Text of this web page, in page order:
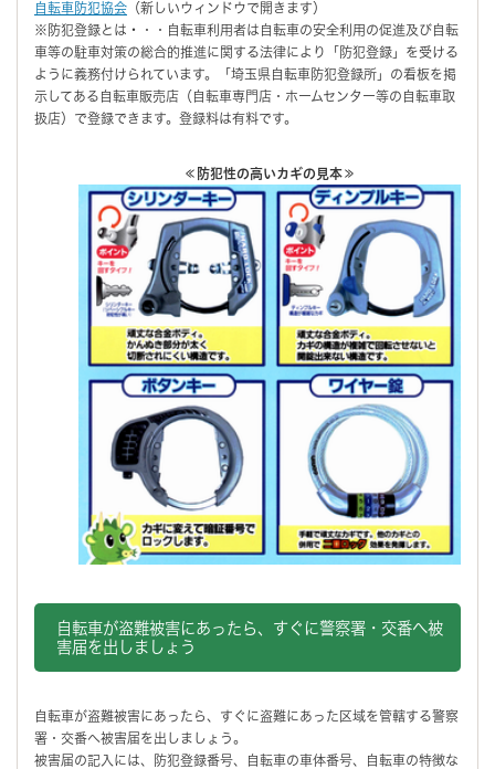
自転車防犯協会 （新しいウィンドウで開きます）
※防犯登録とは ・
・・自転車利用者は自転車の安全利用の促進及び自転
車等の駐車対策の総合的推進に関する法律により「防犯登録」を受ける
ように義務付けられています。「埼玉県自転車防犯登録所」の看板を掲
示してある自転車販売店（自転車専門店・ホームセンター等の自転車取
扱店）で登録できます。登録料は有料です。
≪防犯性の高いカギの見本≫
自転車が盗難被害にあったら、すぐに警察署・交番へ被
害届を出しましょう
自転車が盗難被害にあったら、すぐに盗難にあった区域を管轄する警察
署・交番へ被害届を出しましょう。
被害届の記入には、防犯登録番号、自転車の車体番号、自転車の特徴な